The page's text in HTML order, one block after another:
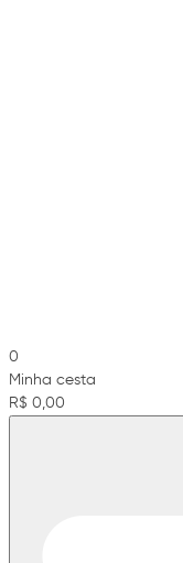
0
Minha cesta
R$ 0,00